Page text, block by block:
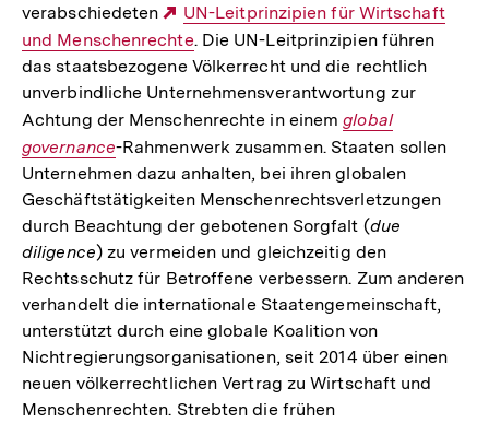
Fußnote
verabschiedeten
Externer
Link:
UN-Leitprinzipien für Wirtschaft
und Menschenrechte. Die UN-Leitprinzipien führen
das staatsbezogene Völkerrecht und die rechtlich
unverbindliche Unternehmensverantwortung zur
Achtung der Menschenrechte in einemInterner
Link:
global
governance-Rahmenwerk zusammen. Staaten sollen
Unternehmen dazu anhalten, bei ihren globalen
Geschäftstätigkeiten Menschenrechtsverletzungen
durch Beachtung der gebotenen Sorgfalt (due
diligence) zu vermeiden und gleichzeitig den
Rechtsschutz für Betroffene verbessern. Zum anderen
verhandelt die internationale Staatengemeinschaft,
unterstützt durch eine globale Koalition von
Nichtregierungsorganisationen, seit 2014 über einen
neuen völkerrechtlichen Vertrag zu Wirtschaft und
Menschenrechten. Strebten die frühen